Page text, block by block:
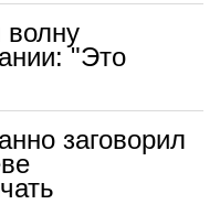
"Это
заговорил